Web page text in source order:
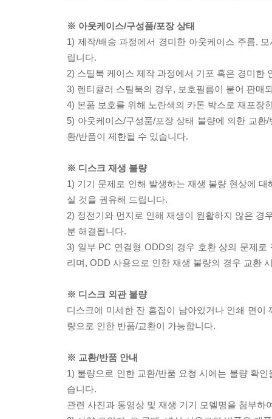
※ 아웃케이스/구성품/포장 상태
1) 제작/배송 과정에서 경미한 아웃케이스 주름,
립니다.
2) 스틸북 케이스 제작 과정에서 기포 혹은 경미한
3) 렌티큘러 스틸북의 경우, 보호필름이 붙어 판매
4) 본품 보호를 위해 노란색의 카톤 박스로 재포장
5) 아웃케이스/구성품/포장 상태 불량에 의한 교
환/반품이 제한될 수 있습니다.
※ 디스크 재생 불량
1) 기기 문제로 인해 발생하는 재생 불량 현상에
실 것을 권유해 드립니다.
2) 정전기와 먼지로 인해 재생이 원활하지 않은 경
분 해결됩니다.
3) 일부 PC 연결형 ODD의 경우 호환 상의 문제
리며, ODD 사용으로 인한 재생 불량의 경우 교환
※ 디스크 외관 불량
디스크에 미세한 잔 흠집이 남아있거나 인쇄 면
량으로 인한 반품/교환이 가능합니다.
※ 교환/반품 안내
1) 불량으로 인한 교환/반품 요청 시에는 불량 확
습니다.
관련 사진과 동영상 및 재생 기기 모델명을 첨부하